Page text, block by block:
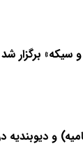
برگزار شد
و دیوبندیه